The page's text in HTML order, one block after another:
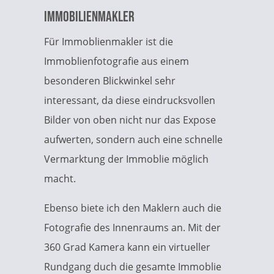
Immobilienmakler
Für Immoblienmakler ist die
Immoblienfotografie aus einem
besonderen Blickwinkel sehr
interessant, da diese eindrucksvollen
Bilder von oben nicht nur das Expose
aufwerten, sondern auch eine schnelle
Vermarktung der Immoblie möglich
macht.
Ebenso biete ich den Maklern auch die
Fotografie des Innenraums an. Mit der
360 Grad Kamera kann ein virtueller
Rundgang duch die gesamte Immoblie